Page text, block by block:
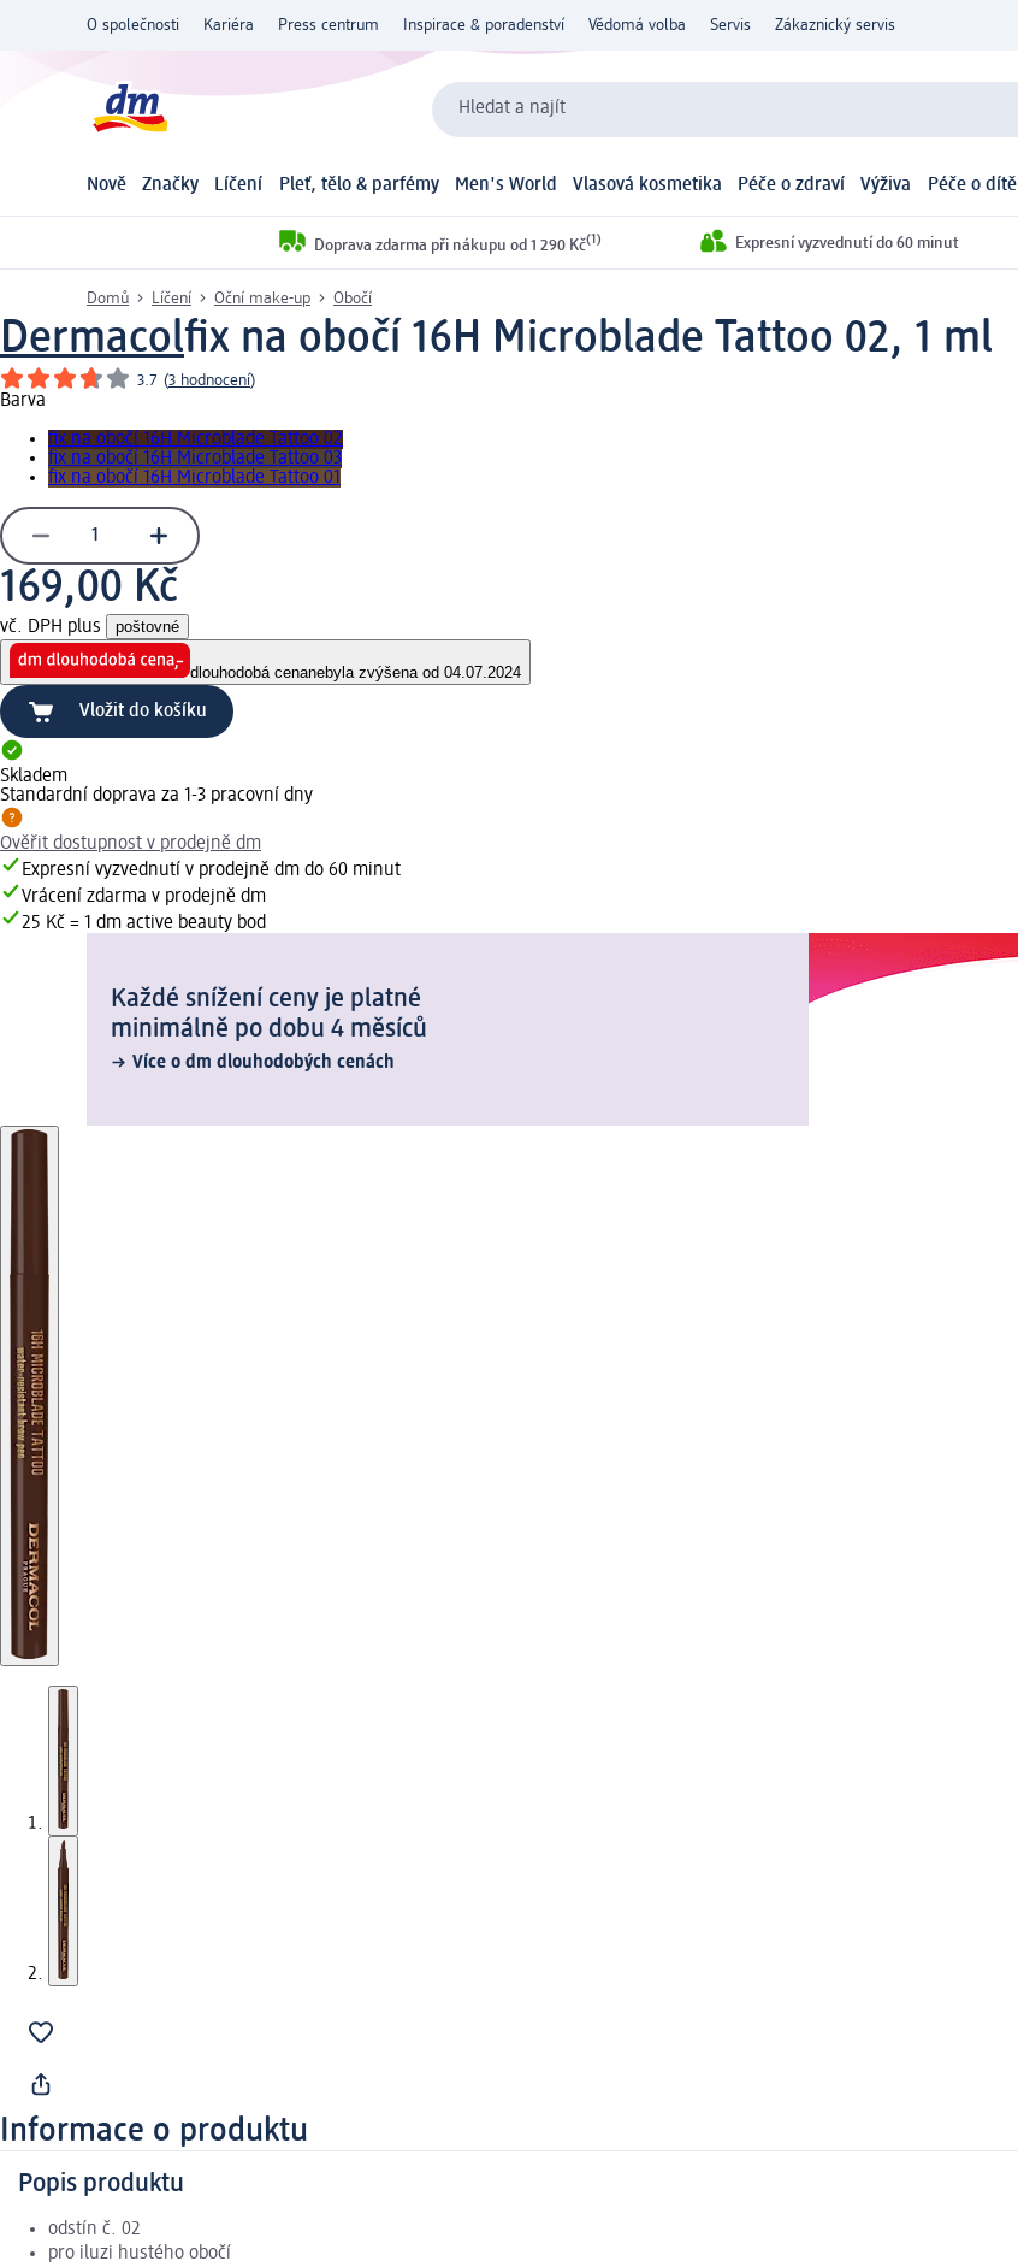
O společnosti Kariéra Press centrum Inspirace & poradenství Vědomá volba Servis Zákaznický servis
Hledat a najít
Nově Značky Líčení Pleť, tělo & parfémy Men's World Vlasová kosmetika Péče o zdraví Výživa Péče o dítě
Doprava zdarma při nákupu od 1 290 Kč(1) Expresní vyzvednutí do 60 minut
Domů Líčení Oční make-up Obočí
Dermacolfix na obočí 16H Microblade Tattoo 02, 1 ml
3.7 (3 hodnocení)
Barva
fix na obočí 16H Microblade Tattoo 02
fix na obočí 16H Microblade Tattoo 03
fix na obočí 16H Microblade Tattoo 01
169,00 Kč
vč. DPH plus poštovné
dlouhodobá cenanebyla zvýšena od 04.07.2024
Vložit do košíku
Skladem
Standardní doprava za 1-3 pracovní dny
Ověřit dostupnost v prodejně dm
Expresní vyzvednutí v prodejně dm do 60 minut
Vrácení zdarma v prodejně dm
25 Kč = 1 dm active beauty bod
Každé snížení ceny je platné
minimálně po dobu 4 měsíců
Více o dm dlouhodobých cenách
Informace o produktu
Popis produktu
odstín č. 02
pro iluzi hustého obočí